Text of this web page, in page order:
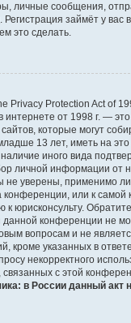
личные сообщения,
Регистрация займёт у вас
это сделать.
Privacy Protection Act of
интернете от 1998 г. —
которые могут
13 лет, иметь на это
иного вида
личной информации от
уверены, применимо ли
конференции, или к самой
к юрисконсульту.
данной конференции не
вопросам и не
кроме указанных в
некорректного
связанных с этой
в России данный акт